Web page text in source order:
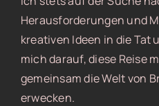
Herausforderungen und
kreativen Ideen in die Tat
mich darauf, diese Reise
gemeinsam die Welt von
erwecken.